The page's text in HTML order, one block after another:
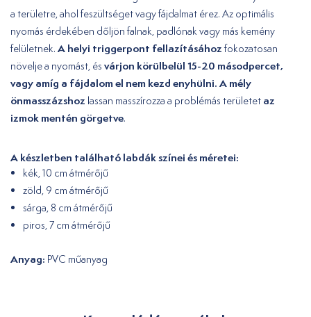
a területre, ahol feszültséget vagy fájdalmat érez. Az optimális
nyomás érdekében dőljön falnak, padlónak vagy más kemény
felületnek. A helyi triggerpont fellazításához fokozatosan
növelje a nyomást, és várjon körülbelül 15-20 másodpercet,
vagy amíg a fájdalom el nem kezd enyhülni.A mély
önmasszázshoz lassan masszírozza a problémás területet az
izmok mentén görgetve.
A készletben található labdák színei és méretei:
kék, 10 cm átmérőjű
zöld, 9 cm átmérőjű
sárga, 8 cm átmérőjű
piros, 7 cm átmérőjű
Anyag: PVC műanyag